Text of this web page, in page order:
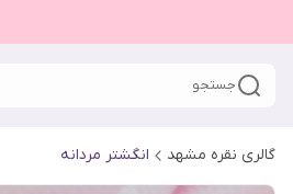
جستجو
گالری نقره مشهد انگشتر مردانه